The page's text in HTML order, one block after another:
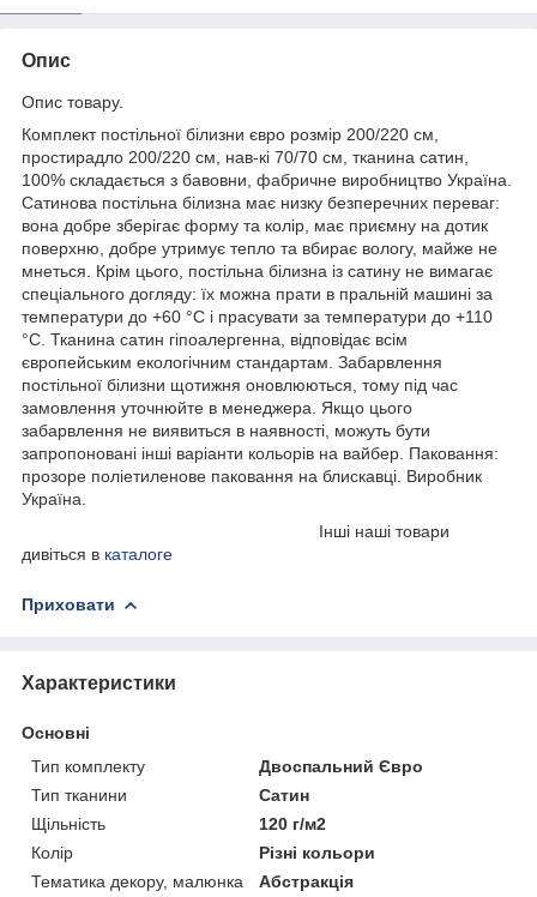
Опис
Опис товару.
Комплект постільної білизни євро розмір 200/220 см,
простирадло 200/220 см, нав-кі 70/70 см, тканина сатин,
100% складається з бавовни, фабричне виробництво Україна.
Сатинова постільна білизна має низку безперечних переваг:
вона добре зберігає форму та колір, має приємну на дотик
поверхню, добре утримує тепло та вбирає вологу, майже не
мнеться. Крім цього, постільна білизна із сатину не вимагає
спеціального догляду: їх можна прати в пральній машині за
температури до +60 °C і прасувати за температури до +110
°C. Тканина сатин гіпоалергенна, відповідає всім
європейським екологічним стандартам. Забарвлення
постільної білизни щотижня оновлюються, тому під час
замовлення уточнюйте в менеджера. Якщо цього
забарвлення не виявиться в наявності, можуть бути
запропоновані інші варіанти кольорів на вайбер. Паковання:
прозоре поліетиленове паковання на блискавці. Виробник
Україна.
Інші наші товари
дивіться в каталоге
Приховати
Характеристики
Основні
Тип комплекту
Двоспальний Євро
Тип тканини
Сатин
Щільність
120 г/м2
Колір
Різні кольори
Тематика декору, малюнка
Абстракція